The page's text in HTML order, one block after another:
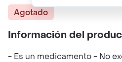
Agotado
Información del
- Es un medicamento - No